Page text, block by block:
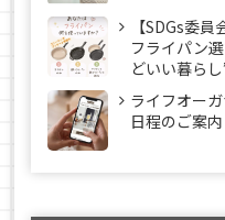
【SDGs委
フライパン
どいい暮ら
ライフオー
日程のご案内